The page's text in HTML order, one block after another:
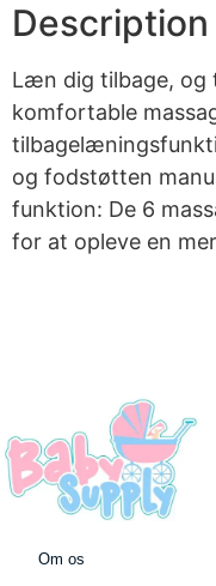
Description
Læn dig tilbage, og
komfortable
og fodstøtten
funktion: De 6
for at opleve en
Om os